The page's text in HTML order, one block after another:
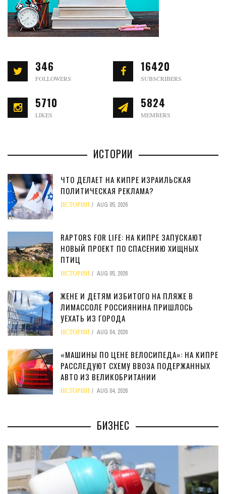
346
FOLLOWERS
16420
SUBSCRIBERS
5710
LIKES
5824
MEMBERS
ИСТОРИИ
ЧТО ДЕЛАЕТ НА КИПРЕ ИЗРАИЛЬСКАЯ
ПОЛИТИЧЕСКАЯ РЕКЛАМА?
ИСТОРИИ AUG 05, 2026
RAPTORS FOR LIFE: НА КИПРЕ ЗАПУСКАЮТ
НОВЫЙ ПРОЕКТ ПО СПАСЕНИЮ ХИЩНЫХ
ПТИЦ
ИСТОРИИ AUG 05, 2026
ЖЕНЕ И ДЕТЯМ ИЗБИТОГО НА ПЛЯЖЕ В
ЛИМАССОЛЕ РОССИЯНИНА ПРИШЛОСЬ
УЕХАТЬ ИЗ ГОРОДА
ИСТОРИИ AUG 04, 2026
«МАШИНЫ ПО ЦЕНЕ ВЕЛОСИПЕДА»: НА КИПРЕ
РАССЛЕДУЮТ СХЕМУ ВВОЗА ПОДЕРЖАННЫХ
АВТО ИЗ ВЕЛИКОБРИТАНИИ
ИСТОРИИ AUG 04, 2026
БИЗНЕС